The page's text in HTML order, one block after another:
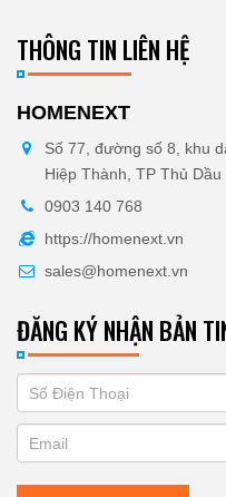
THÔNG TIN LIÊN HỆ
HOMENEXT
Số 77, đường số 8, khu
Hiệp Thành, TP Thủ
0903 140 768
https://homenext.vn
sales@homenext.vn
ĐĂNG KÝ NHẬN BẢN
ĐĂNG
KÝ
NHẬN
you
are
human,
leave